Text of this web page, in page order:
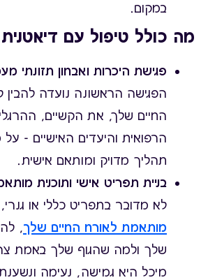
במקום.
מה כולל טיפול עם דיאטנית
פגישת היכרות ואבחון תזונתי
הפגישה הראשונה נועדה
החיים שלך, את הקשיים,
הרפואית והיעדים האישיים -
תהליך מדויק ומותאם אישית.
בניית תפריט אישי ותוכנית
לא מדובר בתפריט כללי או
מותאמת לאורח החיים שלך,
שלך ולמה שהגוף שלך באמת
מיכל היא גמישה, נעימה ונשענת